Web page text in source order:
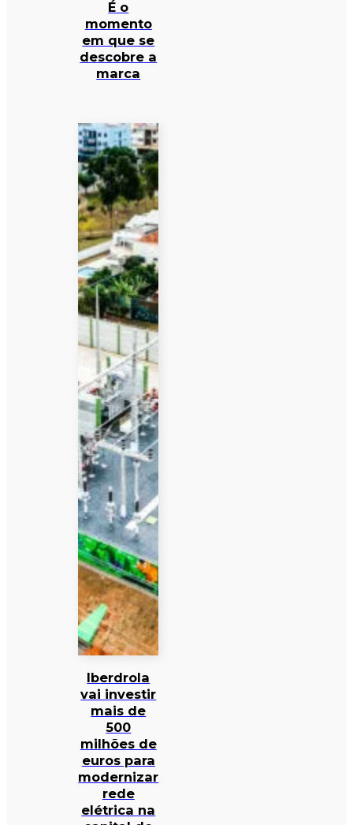
É o
momento
em que se
descobre a
marca
Iberdrola
vai investir
mais de
500
milhões de
euros para
modernizar
rede
elétrica na